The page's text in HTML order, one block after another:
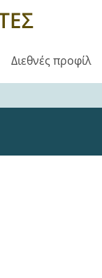
Διεθνές προφίλ